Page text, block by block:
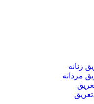
زنانه
مردانه